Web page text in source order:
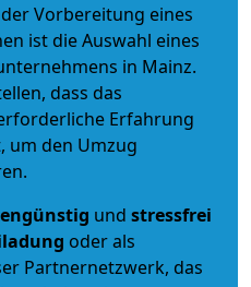
Vorbereitung eines
ist die Auswahl eines
in Mainz.
dass das
Erfahrung
um den Umzug
und stressfrei
oder als
Partnernetzwerk, das